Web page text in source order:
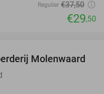
Regulier €37,50
€29,50
27%
Molenwaard